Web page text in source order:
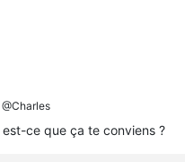
@Charles
est-ce que ça te conviens ?